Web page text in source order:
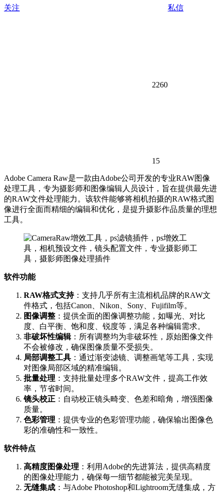
关注 私信
2260
15
Adobe Camera Raw是一款由Adobe公司开发的专业RAW图像
处理工具，专为摄影师和图像编辑人员设计，旨在提供最先进
的RAW文件处理能力。该软件能够将相机拍摄的RAW格式图
像进行全面而精细的编辑和优化，是提升摄影作品质量的理想
工具。
软件功能
RAW格式支持：支持几乎所有主流相机品牌的RAW文
件格式，包括Canon、Nikon、Sony、Fujifilm等。
图像调整 ：提供全面的图像调整功能，如曝光、对比
度、白平衡、饱和度、锐度等，满足各种编辑需求。
非破坏性编辑：所有调整均为非破坏性，原始图像文件
不会被修改，确保图像质量不受损失。
局部调整工具 ：通过渐变滤镜、调整画笔等工具，实现
对图像局部区域的精准编辑。
批量处理 ：支持批量处理多个RAW文件，提高工作效
率，节省时间。
镜头校正 ：自动校正镜头畸变、色差和暗角，增强图像
质量。
色彩管理 ：提供专业的色彩管理功能，确保输出图像色
彩的准确性和一致性。
软件特点
高精度图像处理 ：利用Adobe的先进算法，提供高精度
的图像处理能力，确保每一细节都能被完美呈现。
无缝集成 ：与Adobe Photoshop和Lightroom无缝集成，方